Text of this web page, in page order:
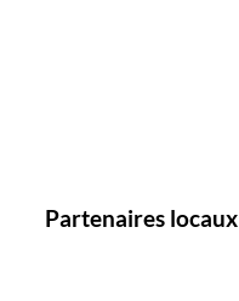
Partenaires locaux